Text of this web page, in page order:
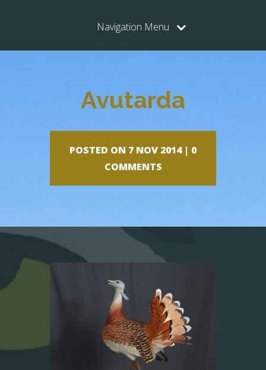
Navigation Menu
Avutarda
POSTED ON 7 NOV 2014 | 0
COMMENTS